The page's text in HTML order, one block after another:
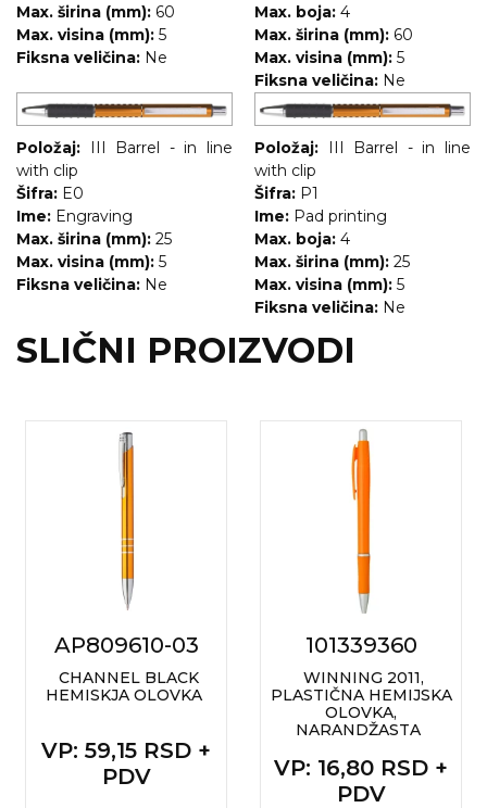
Max. širina (mm): 60
Max. visina (mm): 5
Fiksna veličina: Ne
Max. boja: 4
Max. širina (mm): 60
Max. visina (mm): 5
Fiksna veličina: Ne
Položaj:
III Barrel - in line
with clip
Šifra: E0
Ime: Engraving
Max. širina (mm): 25
Max. visina (mm): 5
Fiksna veličina: Ne
Položaj:
III Barrel - in line
with clip
Šifra: P1
Ime: Pad printing
Max. boja: 4
Max. širina (mm): 25
Max. visina (mm): 5
Fiksna veličina: Ne
SLIČNI PROIZVODI
AP809610-03
CHANNEL BLACK
HEMISKJA OLOVKA
VP: 59,15 RSD +
PDV
101339360
WINNING 2011,
PLASTIČNA HEMIJSKA
OLOVKA,
NARANDŽASTA
VP: 16,80 RSD +
PDV